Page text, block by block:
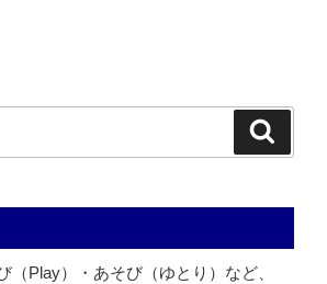
（Play）・あそび（ゆとり）など、